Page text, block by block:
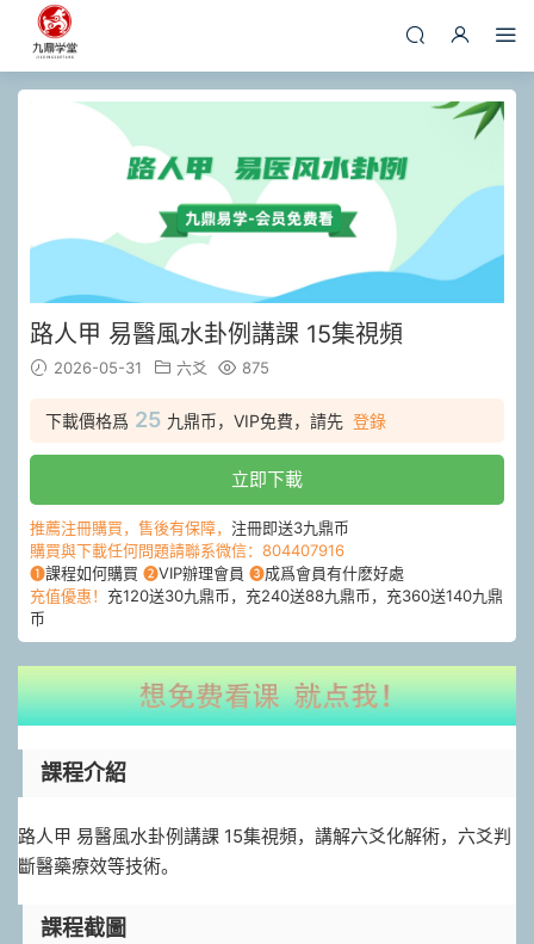
路人甲 易醫風水卦例講課 15集視頻
2026-05-31 六爻 875
下載價格爲 25 九鼎币，VIP免費，請先 登錄
立即下載
推薦注冊購買，售後有保障， 注冊即送3九鼎币
購買與下載任何問題請聯系微信：804407916
❶課程如何購買 ❷VIP辦理會員 ❸成爲會員有什麽好處
充值優惠！ 充120送30九鼎币，充240送88九鼎币，充360送140九鼎
币
課程介紹
路人甲 易醫風水卦例講課 15集視頻，講解六爻化解術，六爻判
斷醫藥療效等技術。
課程截圖